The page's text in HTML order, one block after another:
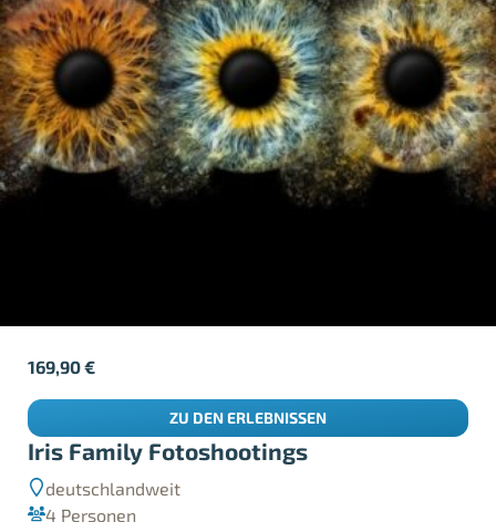
Iris Family Fotoshootings
deutschlandweit
4 Personen
169,90€
ZU DEN ERLEBNISSEN